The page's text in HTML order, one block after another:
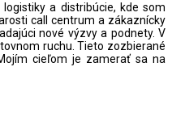
a distribúcie, kde som
call centrum a zákaznícky
nové výzvy a podnety. V
ruchu. Tieto zozbierané
cieľom je zamerať sa na